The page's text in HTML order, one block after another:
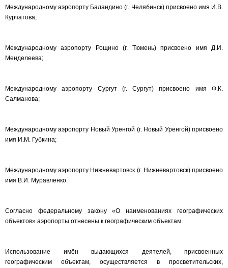
Международному аэропорту Баландино (г. Челябинск) присвоено имя И.В.
Курчатова;
Международному аэропорту Рощино (г. Тюмень) присвоено имя Д.И.
Менделеева;
Международному аэропорту Сургут (г. Сургут) присвоено имя Ф.К.
Салманова;
Международному аэропорту Новый Уренгой (г. Новый Уренгой) присвоено
имя И.М. Губкина;
Международному аэропорту Нижневартовск (г. Нижневартовск) присвоено
имя В.И. Муравленко.
Согласно федеральному закону «О наименованиях географических
объектов» аэропорты отнесены к географическим объектам.
Использование имён выдающихся деятелей, присвоенных
географическим объектам, осуществляется в просветительских,